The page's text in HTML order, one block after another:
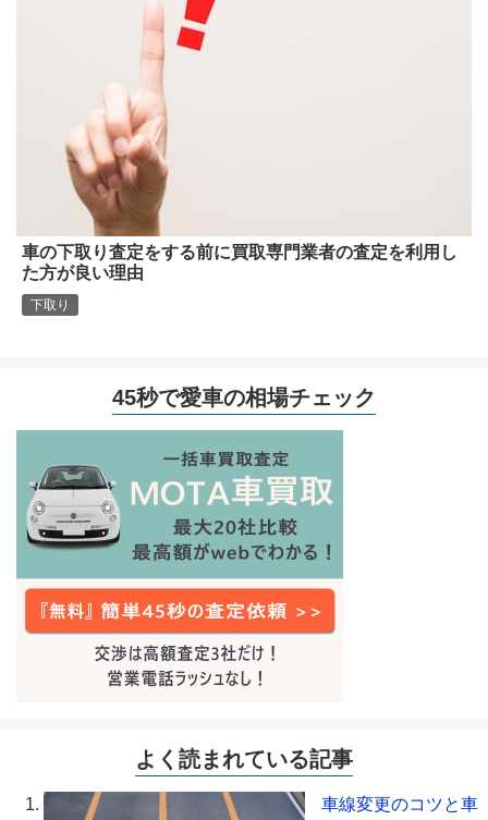
車の下取り査定をする前に買取専門業者の査定を利用し
た方が良い理由
下取り
45秒で愛車の相場チェック
よく読まれている記事
車線変更のコツと車